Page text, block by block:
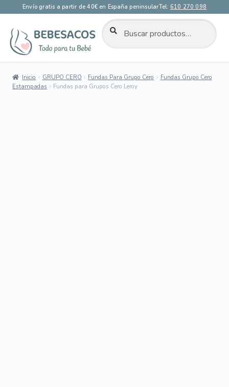
Envío gratis a partir de 40€ en España peninsularTel: 610 270 098
navegación
Buscar
por:
BUSCAR
Inicio GRUPO CERO Fundas Para Grupo Cero
Fundas Grupo Cero
Estampadas
Fundas para Grupos Cero Leroy